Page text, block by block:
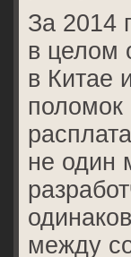
За 2014
в целом
в Китае
поломок
не один
между